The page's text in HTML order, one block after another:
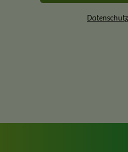
Datenschutz